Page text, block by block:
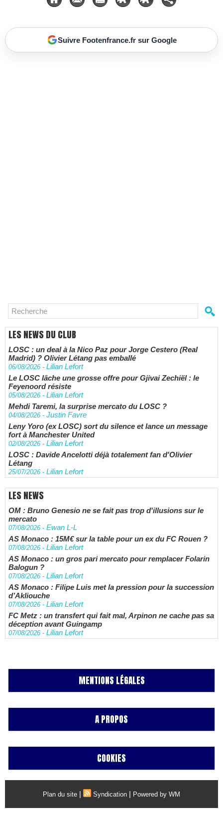
Suivre Footenfrance.fr sur Google
LES NEWS DU CLUB
LOSC : un deal à la Nico Paz pour Jorge Cestero (Real
Madrid) ? Olivier Létang pas emballé
06/08/2026 - Lilian Lefort
Le LOSC lâche une grosse offre pour Gjivai Zechiël : le
Feyenoord résiste
05/08/2026 - Lilian Lefort
Mehdi Taremi, la surprise mercato du LOSC ?
04/08/2026 - Justin Favre
Leny Yoro (ex LOSC) sort du silence et lance un message
fort à Manchester United
02/08/2026 - Lilian Lefort
LOSC : Davide Ancelotti déjà totalement fan d'Olivier
Létang
25/07/2026 - Lilian Lefort
LES NEWS
OM : Bruno Genesio ne se fait pas trop d'illusions sur le
mercato
07/08/2026 - Ewan L-L
AS Monaco : 15M€ sur la table pour un ex du FC Rouen ?
07/08/2026 - Lilian Lefort
AS Monaco : un gros pari mercato pour remplacer Folarin
Balogun ?
07/08/2026 - Lilian Lefort
AS Monaco : Filipe Luis met la pression pour la succession
d’Akliouche
07/08/2026 - Lilian Lefort
FC Metz : un transfert qui fait mal, Arpinon ne cache pas sa
déception avant Guingamp
07/08/2026 - Lilian Lefort
MENTIONS LÉGALES
A PROPOS
COOKIES
Plan du site | Syndication | Powered by WM